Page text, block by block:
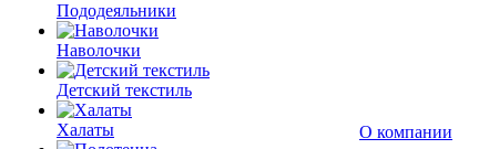
Пододеяльники
Наволочки
Детский текстиль
Халаты
О компании